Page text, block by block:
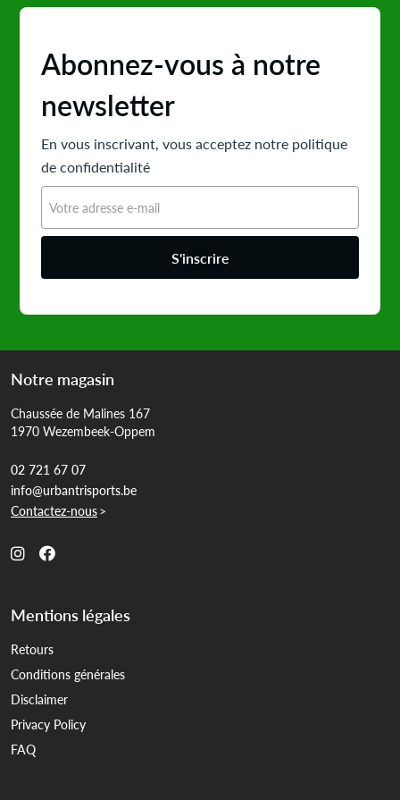
Abonnez-vous à notre
newsletter
En vous inscrivant, vous acceptez notre politique
de confidentialité
S'inscrire
Notre magasin
Chaussée de Malines 167
1970 Wezembeek-Oppem
02 721 67 07
info@urbantrisports.be
Contactez-nous>
Mentions légales
Retours
Conditions générales
Disclaimer
Privacy Policy
FAQ